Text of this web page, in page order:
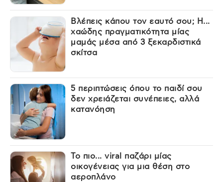
Βλέπεις κάπου τον εαυτό σου; Η...
χαώδης πραγματικότητα μίας
μαμάς μέσα από 3 ξεκαρδιστικά
σκίτσα
5 περιπτώσεις όπου το παιδί σου
δεν χρειάζεται συνέπειες, αλλά
κατανόηση
Το πιο... viral παζάρι μίας
οικογένειας για μια θέση στο
αεροπλάνο